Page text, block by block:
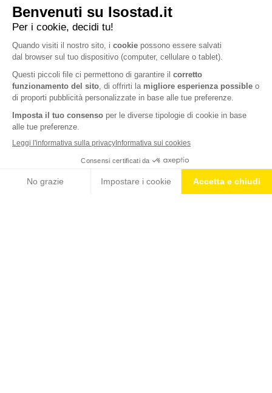
volte con un recupero di 1 minuto.
Prepara la tua performance sportiva allenando la propriocezione e
sostieni il tuo corpo dopo l’allenamento con High Protein 25 alla
nocciola di Isostad , la barretta ricca di proteine, fonte di
carboidrati, potassio, calcio e vitamine del gruppo B, E e C. Ideali per
mantenere la massa muscolare e ridurre stanchezza ed
affaticamento.